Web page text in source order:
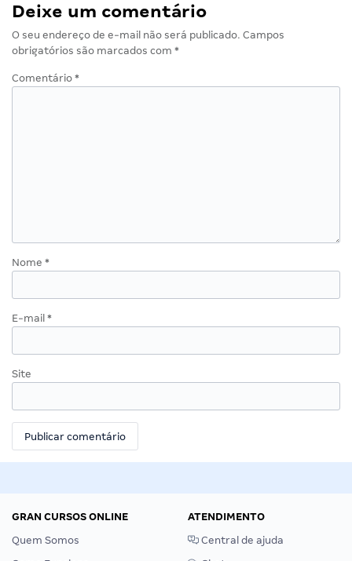
Deixe um comentário
O seu endereço de e-mail não será publicado. Campos
obrigatórios são marcados com *
Comentário *
Nome *
E-mail *
Site
GRAN CURSOS ONLINE
Quem Somos
ATENDIMENTO
Central de ajuda